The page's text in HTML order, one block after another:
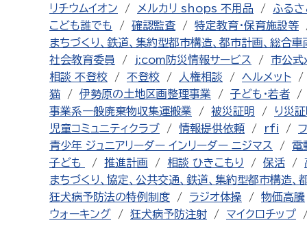
リチウムイオン
メルカリ shops 不用品
ふる
こども誰でも
確認監査
特定教育・保育施設等
まちづくり、鉄道、集約型都市構造、都市計画、総合車
社会教育委員
j:com防災情報サービス
市公式
相談 不登校
不登校 人権相談
ヘルメット
猫
伊勢原の土地区画整理事業
子ども・若者
事業系一般廃棄物収集運搬業
被災証明
り災
児童コミュニティクラブ
情報提供依頼 rfi
青少年 ジュニアリーダー インリーダー ニジマス
電
子ども
推進計画 相談 ひきこもり 保活
まちづくり、協定、公共交通、鉄道、集約型都市構造
狂犬病予防法の特例制度
ラジオ体操
物価高騰
ウォーキング
狂犬病予防注射
マイクロチップ